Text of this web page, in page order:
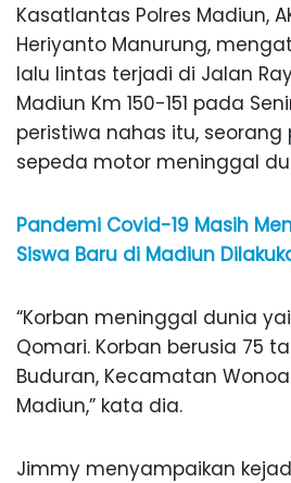
Kasatlantas Polres Madiun,
Heriyanto Manurung,
lalu lintas terjadi di Jalan
Madiun Km 150-151 pada
peristiwa nahas itu,
sepeda motor meninggal
Pandemi Covid-19 Masih
Siswa Baru di Madiun
“Korban meninggal dunia
Qomari. Korban berusia 75
Buduran, Kecamatan
Madiun,” kata dia.
Jimmy menyampaikan